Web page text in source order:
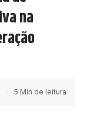
na
5 Min de leitura